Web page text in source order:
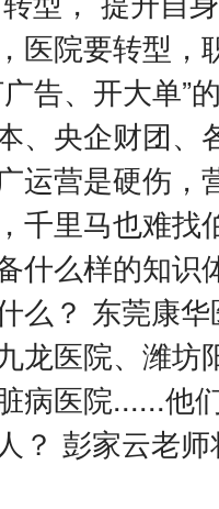
医院要转型，
告、开大单”
、央企财团、
运营是硬伤，
千里马也难找
什么样的知识
么？ 东莞康
龙医院、潍坊
病医院......他
？ 彭家云老